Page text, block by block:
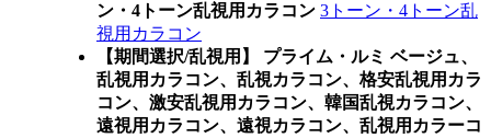
ン・4トーン乱視用カラコン 3トーン・4トーン乱
視用カラコン
【期間選択/乱視用】 プライム・ルミ ベージュ、
乱視用カラコン、乱視カラコン、格安乱視用カラ
コン、激安乱視用カラコン、韓国乱視カラコン、
遠視用カラコン、遠視カラコン、乱視用カラーコ